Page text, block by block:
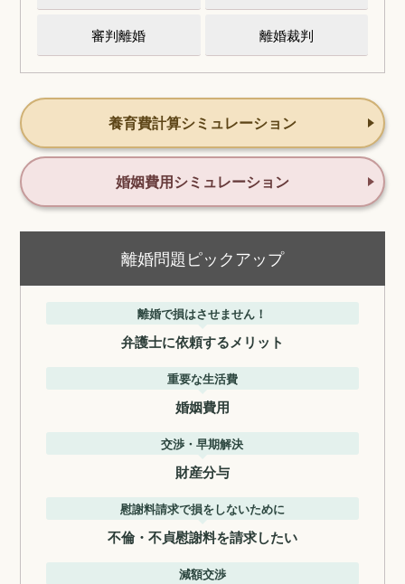
審判離婚 離婚裁判
養育費計算シミュレーション
婚姻費用シミュレーション
離婚問題ピックアップ
離婚で損はさせません！
弁護士に依頼するメリット
重要な生活費
婚姻費用
交渉・早期解決
財産分与
慰謝料請求で損をしないために
不倫・不貞慰謝料を請求したい
減額交渉